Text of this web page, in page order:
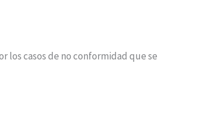
los casos de no conformidad que se